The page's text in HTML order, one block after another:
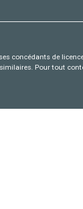
concédants de
Pour tout